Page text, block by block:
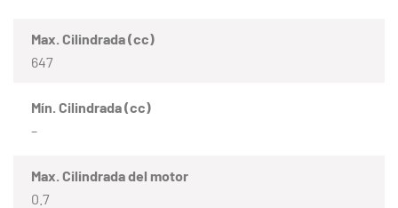
Max. Cilindrada (cc)
647
Mín. Cilindrada (cc)
–
Max. Cilindrada del motor
0.7